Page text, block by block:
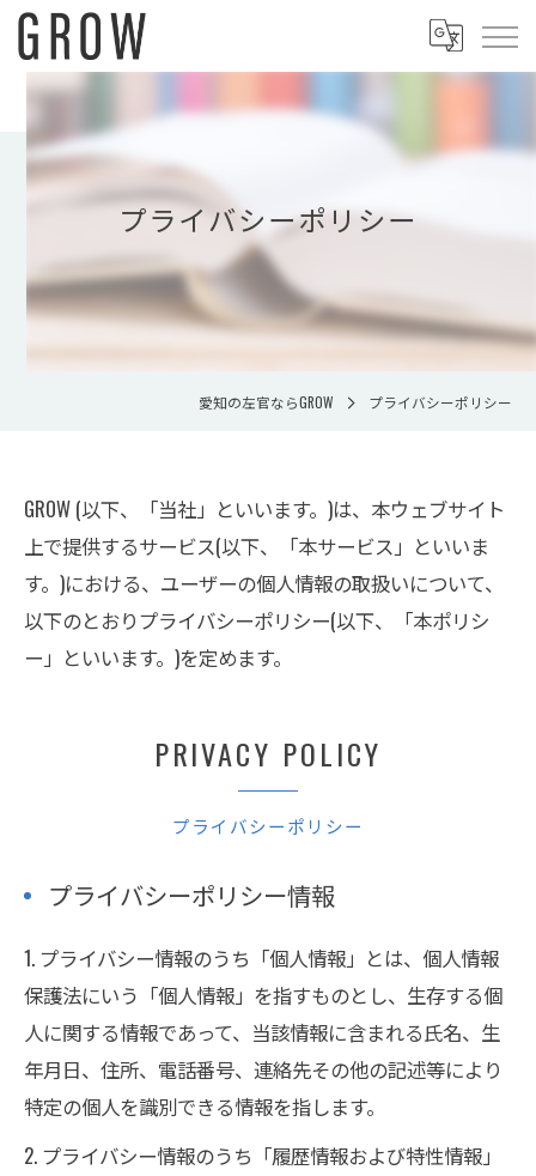
プライバシーポリシー
愛知の左官ならGROW プライバシーポリシー
GROW (以下、「当社」といいます。)は、本ウェブサイト
上で提供するサービス(以下、「本サービス」といいま
す。)における、ユーザーの個人情報の取扱いについて、
以下のとおりプライバシーポリシー(以下、「本ポリシ
ー」といいます。)を定めます。
プライバシーポリシー
PRIVACY POLICY
プライバシーポリシー情報
1. プライバシー情報のうち「個人情報」とは、個人情報
保護法にいう「個人情報」を指すものとし、生存する個
人に関する情報であって、当該情報に含まれる氏名、生
年月日、住所、電話番号、連絡先その他の記述等により
特定の個人を識別できる情報を指します。
2. プライバシー情報のうち「履歴情報および特性情報」